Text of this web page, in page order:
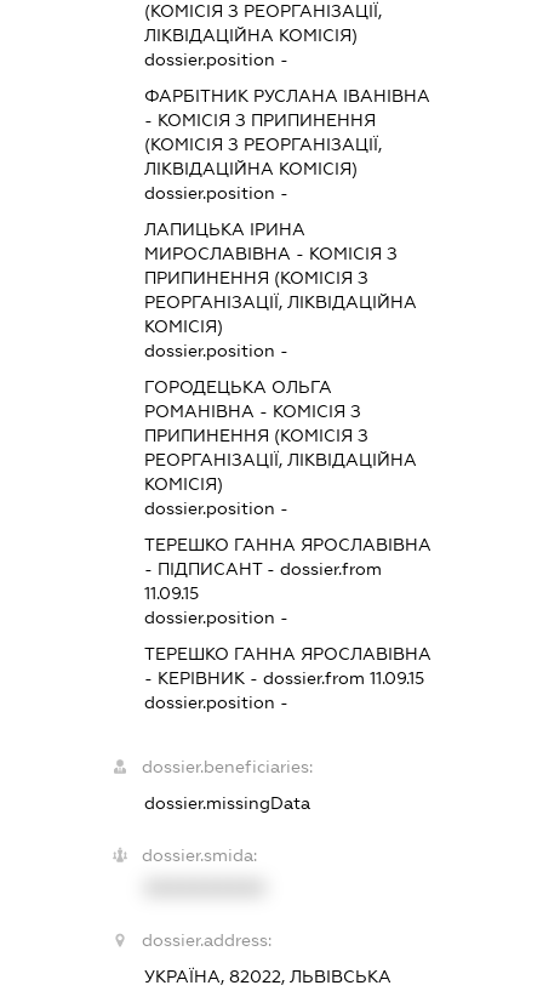
(КОМІСІЯ З РЕОРГАНІЗАЦІЇ,
ЛІКВІДАЦІЙНА КОМІСІЯ)
dossier.position -
ФАРБІТНИК РУСЛАНА ІВАНІВНА
- КОМІСІЯ З ПРИПИНЕННЯ
(КОМІСІЯ З РЕОРГАНІЗАЦІЇ,
ЛІКВІДАЦІЙНА КОМІСІЯ)
dossier.position -
ЛАПИЦЬКА ІРИНА
МИРОСЛАВІВНА - КОМІСІЯ З
ПРИПИНЕННЯ (КОМІСІЯ З
РЕОРГАНІЗАЦІЇ, ЛІКВІДАЦІЙНА
КОМІСІЯ)
dossier.position -
ГОРОДЕЦЬКА ОЛЬГА
РОМАНІВНА - КОМІСІЯ З
ПРИПИНЕННЯ (КОМІСІЯ З
РЕОРГАНІЗАЦІЇ, ЛІКВІДАЦІЙНА
КОМІСІЯ)
dossier.position -
ТЕРЕШКО ГАННА ЯРОСЛАВІВНА
- ПІДПИСАНТ- dossier.from
11.09.15
dossier.position -
ТЕРЕШКО ГАННА ЯРОСЛАВІВНА
- КЕРІВНИК - dossier.from 11.09.15
dossier.position -
dossier.beneficiaries:
dossier.missingData
dossier.smida:
dossier.address:
УКРАЇНА, 82022, ЛЬВІВСЬКА